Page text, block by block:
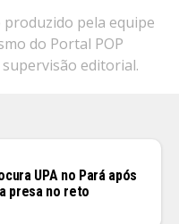
produzido pela equipe
do Portal POP
editorial.
UPA no Pará após
presa no reto